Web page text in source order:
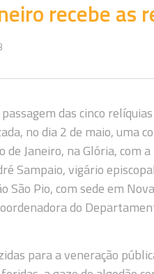
recebe as
das cinco
no dia 2 de maio, uma
de Janeiro, na Glória, com
Sampaio, vigário
São Pio, com sede em
do
para a veneração